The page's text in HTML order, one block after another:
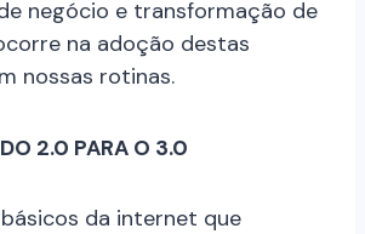
negócio e transformação de
na adoção destas
nossas rotinas.
DO 2.0 PARA O 3.0
da internet que